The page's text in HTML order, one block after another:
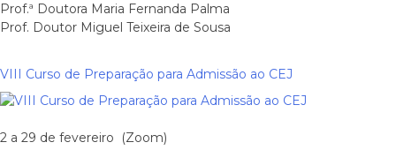
Prof.ª Doutora Maria Fernanda Palma
Prof. Doutor Miguel Teixeira de Sousa
VIII Curso de Preparação para Admissão ao CEJ
2 a 29 de fevereiro (Zoom)